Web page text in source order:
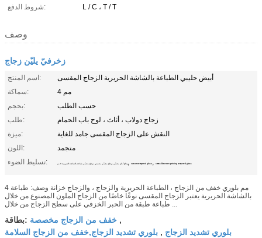
شروط الدفع:
L / C ، T / T
وصف
زخرفيّ يليّن زجاج
اسم المنتج:
أبيض حليبي الطباعة بالشاشة الحريرية الزجاج المقسى
سماكة:
4 مم
بحجم:
حسب الطلب
طلب:
زجاج دولاب ، أثاث ، لوح باب الحمام
ميزة:
النقش على الزجاج المقسى جامد للغاية
اللون:
متجمد
تسليط الضوء:
زجاج أمان مقسّى ، زجاج مقسّى مخصص ، زجاج مقسّى بطباعة بالشاشة الحريرية 4 مم , custom tempered glass , 4mm silkscreen printing tempered glass
4 مم بلوري خفف من الزجاج ، الطباعة الحريرية والزجاج ، والزجاج خزانة وصف: طباعة
بالشاشة الحريرية يعتبر الزجاج المقسى نوعًا خاصًا من الزجاج الملون المصنوع من خلال
طباعة طبقة من الحبر الخزفي على سطح الزجاج من خلال ...
بطاقة: خفف من الزجاج مخصصة ,
بلوري تشديد الزجاج,خفف من الزجاج السلامة , بلوري تشديد الزجاج